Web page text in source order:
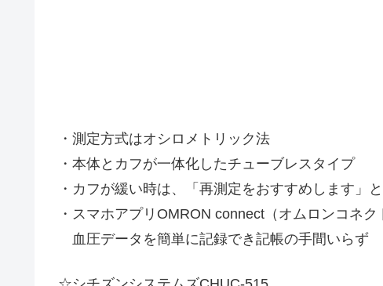
・測定方式はオシロメトリック法
・本体とカフが一体化したチューブレスタイプ
・カフが緩い時は、「再測定をおすすめします」
・スマホアプリOMRON connect（オムロンコネ
血圧データを簡単に記録でき記帳の手間いらず